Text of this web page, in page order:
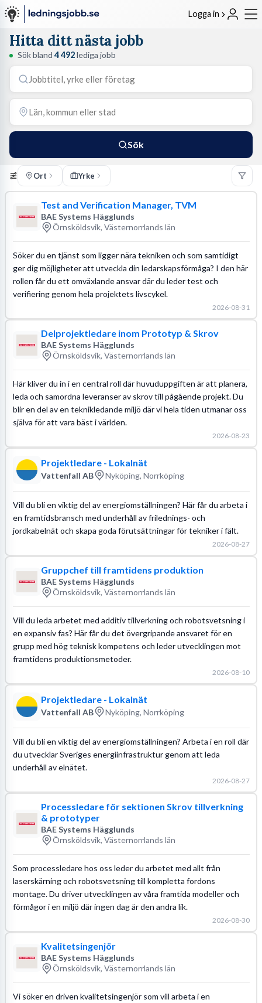
Logga in
Hitta ditt nästa jobb
Sök bland 4 492lediga jobb
Sök
Ort Yrke
Test and Verification Manager, TVM
BAE Systems Hägglunds
Örnsköldsvik, Västernorrlands län
Söker du en tjänst som ligger nära tekniken och som samtidigt
ger dig möjligheter att utveckla din ledarskapsförmåga? I den här
rollen får du ett omväxlande ansvar där du leder test och
verifiering genom hela projektets livscykel.
2026-08-31
Delprojektledare inom Prototyp & Skrov
BAE Systems Hägglunds
Örnsköldsvik, Västernorrlands län
Här kliver du in i en central roll där huvuduppgiften är att planera,
leda och samordna leveranser av skrov till pågående projekt. Du
blir en del av en teknikledande miljö där vi hela tiden utmanar oss
själva för att vara bäst i världen.
2026-08-23
Projektledare - Lokalnät
Vattenfall AB Nyköping, Norrköping
Vill du bli en viktig del av energiomställningen? Här får du arbeta i
en framtidsbransch med underhåll av frilednings- och
jordkabelnät och skapa goda förutsättningar för tekniker i fält.
2026-08-27
Gruppchef till framtidens produktion
BAE Systems Hägglunds
Örnsköldsvik, Västernorrlands län
Vill du leda arbetet med additiv tillverkning och robotsvetsning i
en expansiv fas? Här får du det övergripande ansvaret för en
grupp med hög teknisk kompetens och leder utvecklingen mot
framtidens produktionsmetoder.
2026-08-10
Projektledare - Lokalnät
Vattenfall AB Nyköping, Norrköping
Vill du bli en viktig del av energiomställningen? Arbeta i en roll där
du utvecklar Sveriges energiinfrastruktur genom att leda
underhåll av elnätet.
2026-08-27
Processledare för sektionen Skrov tillverkning
& prototyper
BAE Systems Hägglunds
Örnsköldsvik, Västernorrlands län
Som processledare hos oss leder du arbetet med allt från
laserskärning och robotsvetsning till kompletta fordons
montage. Du driver utvecklingen av våra framtida modeller och
förmågor i en miljö där ingen dag är den andra lik.
2026-08-30
Kvalitetsingenjör
BAE Systems Hägglunds
Örnsköldsvik, Västernorrlands län
Vi söker en driven kvalitetsingenjör som vill arbeta i en